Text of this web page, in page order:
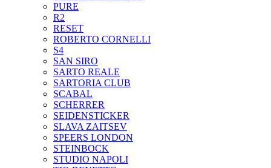
PURE
R2
RESET
ROBERTO CORNELLI
S4
SAN SIRO
SARTO REALE
SARTORIA CLUB
SCABAL
SCHERRER
SEIDENSTICKER
SLAVA ZAITSEV
SPEERS LONDON
STEINBOCK
STUDIO NAPOLI